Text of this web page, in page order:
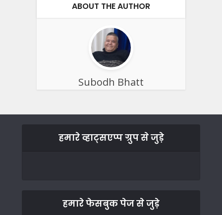
ABOUT THE AUTHOR
Subodh Bhatt
हमारे व्हाट्सएप्प ग्रुप से जुड़े
हमारे फेसबुक पेज से जुड़े